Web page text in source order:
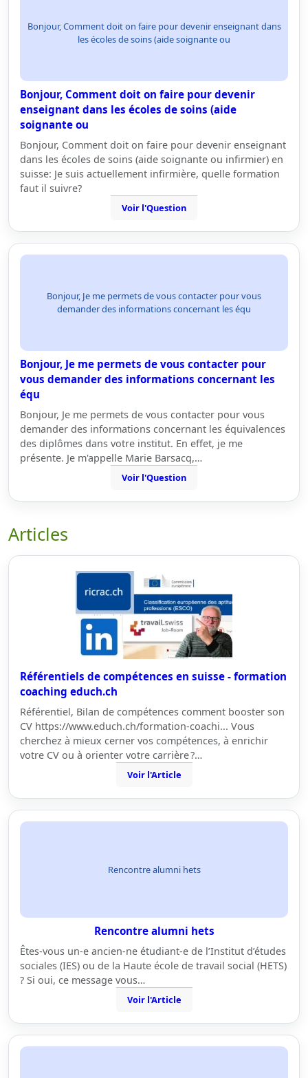
Bonjour, Comment doit on faire pour devenir enseignant dans
les écoles de soins (aide soignante ou
Bonjour, Comment doit on faire pour devenir
enseignant dans les écoles de soins (aide
soignante ou
Bonjour, Comment doit on faire pour devenir enseignant
dans les écoles de soins (aide soignante ou infirmier) en
suisse: Je suis actuellement infirmière, quelle formation
faut il suivre?
Voir l'Question
Bonjour, Je me permets de vous contacter pour vous
demander des informations concernant les équ
Bonjour, Je me permets de vous contacter pour
vous demander des informations concernant les
équ
Bonjour, Je me permets de vous contacter pour vous
demander des informations concernant les équivalences
des diplômes dans votre institut. En effet, je me
présente. Je m'appelle Marie Barsacq,…
Voir l'Question
Articles
Référentiels de compétences en suisse - formation
coaching educh.ch
Référentiel, Bilan de compétences comment booster son
CV https://www.educh.ch/formation-coachi... Vous
cherchez à mieux cerner vos compétences, à enrichir
votre CV ou à orienter votre carrière ?…
Voir l'Article
Rencontre alumni hets
Rencontre alumni hets
Êtes-vous un-e ancien-ne étudiant-e de l’Institut d’études
sociales (IES) ou de la Haute école de travail social (HETS)
? Si oui, ce message vous…
Voir l'Article